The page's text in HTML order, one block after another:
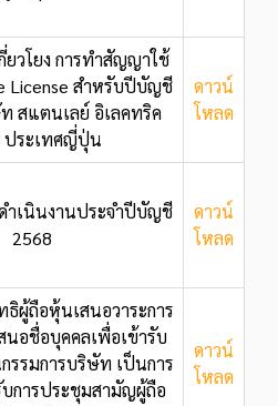
ยวโยง การทำสัญญาใช้
License สำหรับปีบัญชี
สแตนเลย์ อิเลคทริค
ประเทศญี่ปุ่น
ดาวน์
โหลด
ำเนินงานประจำปีบัญชี
2568
ดาวน์
โหลด
ธิผู้ถือหุ้นเสนอวาระการ
นอชื่อบุคคลเพื่อเข้ารับ
รรมการบริษัท เป็นการ
การประชุมสามัญผู้ถือ
ดาวน์
โหลด